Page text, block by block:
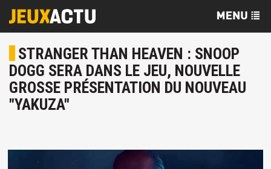
STRANGER THAN HEAVEN : SNOOP
DOGG SERA DANS LE JEU, NOUVELLE
GROSSE PRÉSENTATION DU NOUVEAU
"YAKUZA"